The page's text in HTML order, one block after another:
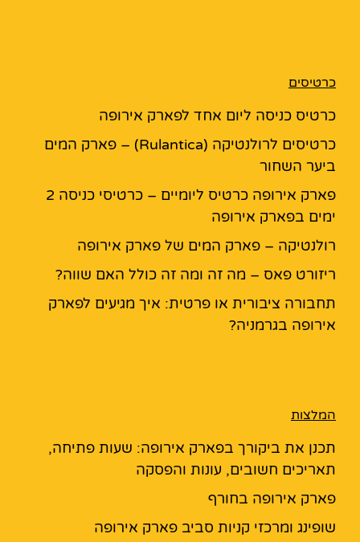
כרטיסים
כרטיס כניסה ליום אחד לפארק אירופה
כרטיסים לרולנטיקה (Rulantica) – פארק המים
ביער השחור
פארק אירופה כרטיס ליומיים – כרטיסי כניסה 2
ימים בפארק אירופה
רולנטיקה – פארק המים של פארק אירופה
ריזורט פאס – מה זה ומה זה כולל האם שווה?
תחבורה ציבורית או פרטית: איך מגיעים לפארק
אירופה בגרמניה?
המלצות
תכנן את ביקורך בפארק אירופה: שעות פתיחה,
תאריכים חשובים, עונות והפסקה
פארק אירופה בחורף
שופינג ומרכזי קניות סביב פארק אירופה